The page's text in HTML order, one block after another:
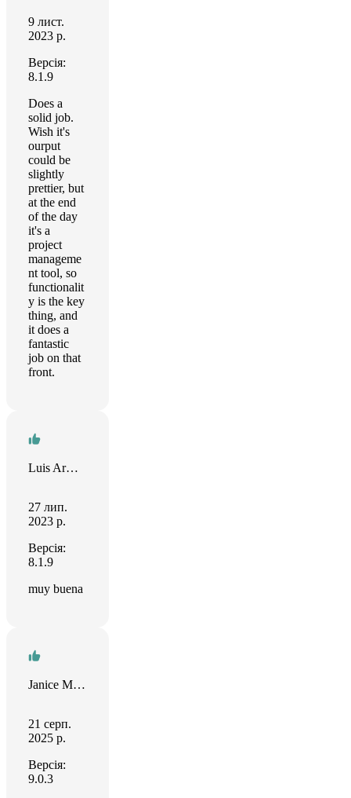
9 лист.
2023 р.
Версія:
8.1.9
Does a
solid job.
Wish it's
ourput
could be
slightly
prettier, but
at the end
of the day
it's a
project
manageme
nt tool, so
functionalit
y is the key
thing, and
it does a
fantastic
job on that
front.
Luis Armando
27 лип.
2023 р.
Версія:
8.1.9
muy buena
Janice Martin
21 серп.
2025 р.
Версія:
9.0.3